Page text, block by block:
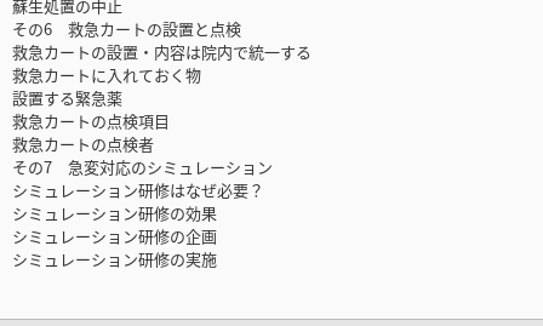
蘇生処置の中止
その6 救急カートの設置と点検
救急カートの設置・内容は院内で統一する
救急カートに入れておく物
設置する緊急薬
救急カートの点検項目
救急カートの点検者
その7 急変対応のシミュレーション
シミュレーション研修はなぜ必要？
シミュレーション研修の効果
シミュレーション研修の企画
シミュレーション研修の実施